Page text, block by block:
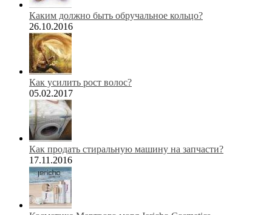
Каким должно быть обручальное кольцо?
26.10.2016
Как усилить рост волос?
05.02.2017
Как продать стиральную машину на запчасти?
17.11.2016